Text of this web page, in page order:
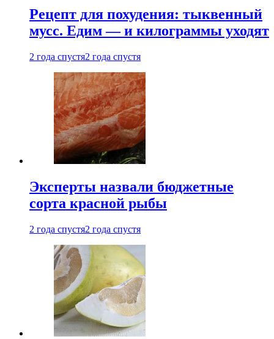
Рецепт для похудения: тыквенный
мусс. Едим — и килограммы уходят
2 года спустя2 года спустя
Эксперты назвали бюджетные
сорта красной рыбы
2 года спустя2 года спустя